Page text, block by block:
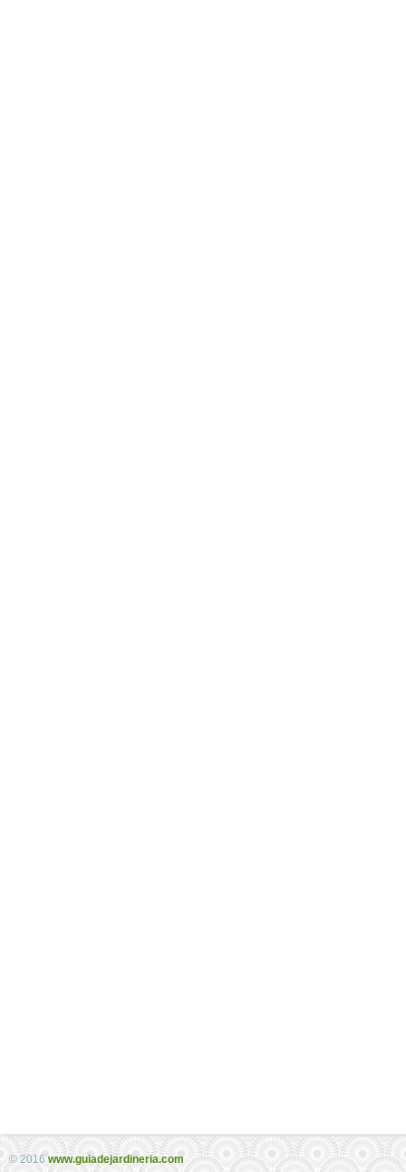
© 2016www.guiadejardineria.com